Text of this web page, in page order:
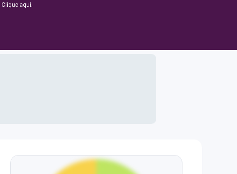
Clique aqui.